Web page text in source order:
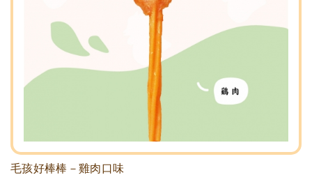
毛孩好棒棒－雞肉口味